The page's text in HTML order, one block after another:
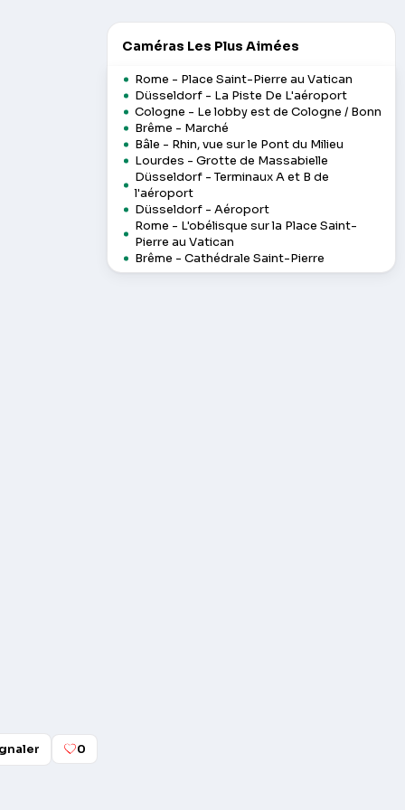
0
Caméras Les Plus Aimées
Rome - Place Saint-Pierre au Vatican
Düsseldorf - La Piste De L'aéroport
Cologne - Le lobby est de Cologne / Bonn
Brême - Marché
Bâle - Rhin, vue sur le Pont du Milieu
Lourdes - Grotte de Massabielle
Düsseldorf - Terminaux A et B de
l'aéroport
Düsseldorf - Aéroport
Rome - L'obélisque sur la Place Saint-
Pierre au Vatican
Brême - Cathédrale Saint-Pierre